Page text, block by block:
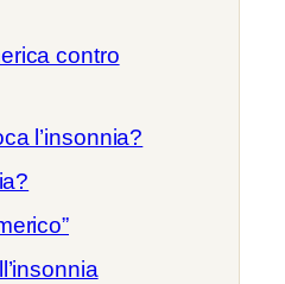
contro
l’insonnia?